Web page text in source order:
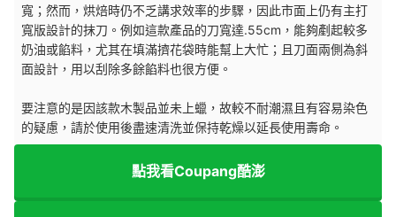
寬；然而，烘焙時仍不乏講求效率的步驟，因此市面上仍有主打
寬版設計的抹刀。例如這款產品的刀寬達.55cm，能夠剷起較多
奶油或餡料，尤其在填滿擠花袋時能幫上大忙；且刀面兩側為斜
面設計，用以刮除多餘餡料也很方便。
要注意的是因該款木製品並未上蠟，故較不耐潮濕且有容易染色
的疑慮，請於使用後盡速清洗並保持乾燥以延長使用壽命。
點我看Coupang酷澎